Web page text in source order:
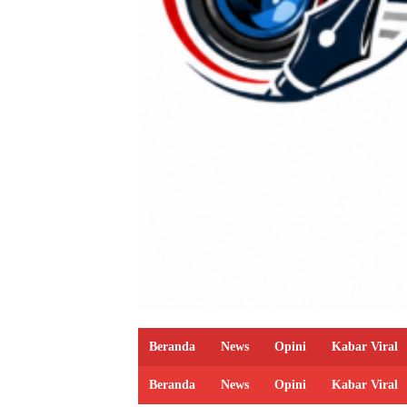
Beranda News Opini Kabar Viral
Beranda News Opini Kabar Viral